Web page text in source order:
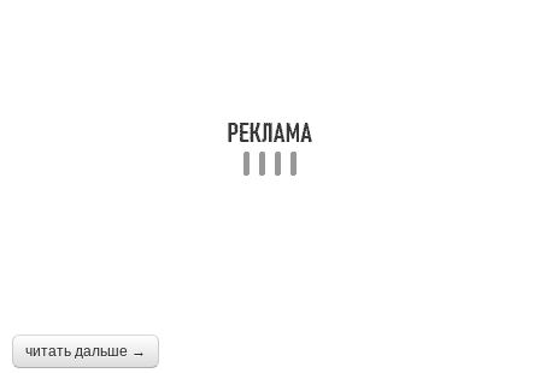
читать дальше →